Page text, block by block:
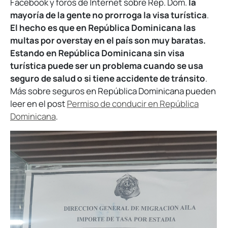
mayoría de la gente no prorroga la visa turística.
El hecho es que en República Dominicana las
multas por overstay en el país son muy baratas.
Estando en República Dominicana sin visa
turística puede ser un problema cuando se usa
seguro de salud o si tiene accidente de tránsito.
Más sobre seguros en República Dominicana pueden
leer en el postPermiso de conducir en República
Dominicana.